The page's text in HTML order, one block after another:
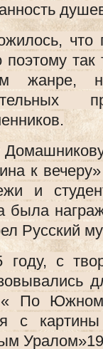
что
поэтому так
жанре,
к
и
была
Русский
году, с
« По
с